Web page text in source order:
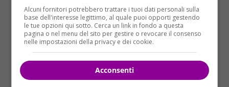
Alcuni fornitori potrebbero trattare i tuoi dati personali sulla
base dell'interesse legittimo, al quale puoi opporti gestendo
le tue opzioni qui sotto. Cerca un link in fondo a questa
pagina o nel menu del sito per gestire o revocare il consenso
nelle impostazioni della privacy e dei cookie.
Acconsenti